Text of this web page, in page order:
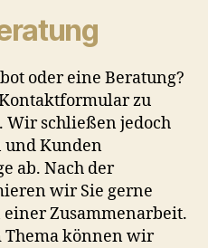
oder eine Beratung?
zu
Wir schließen jedoch
und Kunden
ab. Nach der
wir Sie gerne
Zusammenarbeit.
Thema können wir